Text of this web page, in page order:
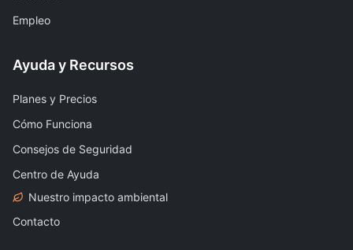
Empleo
Ayuda y Recursos
Planes y Precios
Cómo Funciona
Consejos de Seguridad
Centro de Ayuda
Nuestro impacto ambiental
Contacto